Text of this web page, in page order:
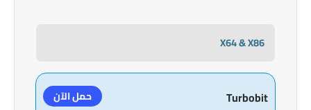
X64 & X86
Turbobit حمل الآن